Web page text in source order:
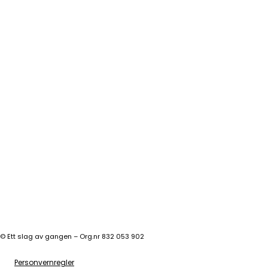
©Ett slag av gangen – Org.nr 832 053 902
Personvernregler